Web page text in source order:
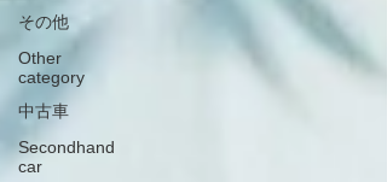
その他
Other
category
中古車
Secondhand
car